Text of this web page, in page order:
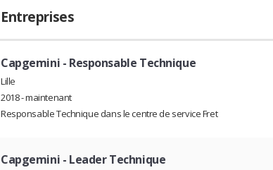
Entreprises
Capgemini - Responsable Technique
Lille
2018 - maintenant
Responsable Technique dans le centre de service Fret
Capgemini - Leader Technique